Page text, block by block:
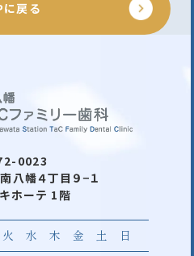
に戻る
0023
八幡４丁目９−１
ホーテ 1階
火 水 木 金 土
日